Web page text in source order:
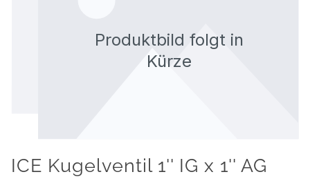
ICE Kugelventil 1'' IG x 1'' AG